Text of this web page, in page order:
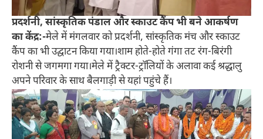
प्रदर्शनी, सांस्कृतिक पंडाल और स्काउट कैंप भी बने आकर्षण
का केंद्र:-मेले में मंगलवार को प्रदर्शनी, सांस्कृतिक मंच और स्काउट
कैंप का भी उद्घाटन किया गया।शाम होते-होते गंगा तट रंग-बिरंगी
रोशनी से जगमगा गया।मेले में ट्रैक्टर-ट्रॉलियों के अलावा कई श्रद्धालु
अपने परिवार के साथ बैलगाड़ी से यहां पहुंचे हैं।